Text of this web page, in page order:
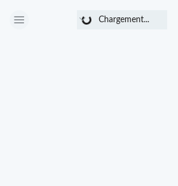
Chargement...